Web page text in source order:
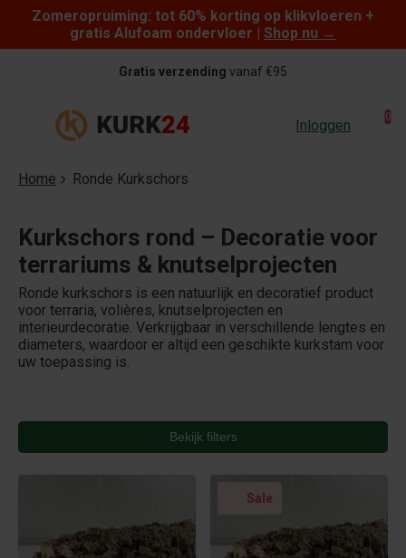
Skip to content
Zomeropruiming: tot 60% korting op klikvloeren +
gratis Alufoam ondervloer | Shop nu →
Gratis verzending vanaf €95
Inloggen 0
Home Ronde Kurkschors
Kurkschors rond – Decoratie voor
terrariums & knutselprojecten
Ronde kurkschors is een natuurlijk en decoratief product
voor terraria, volières, knutselprojecten en
interieurdecoratie. Verkrijgbaar in verschillende lengtes en
diameters, waardoor er altijd een geschikte kurkstam voor
uw toepassing is.
Bekijk filters
Sale